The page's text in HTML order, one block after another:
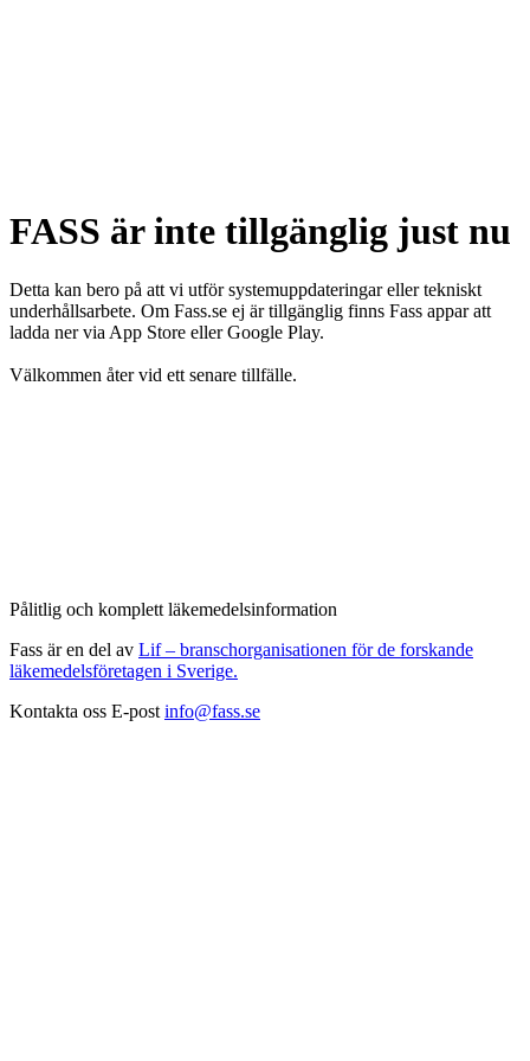
FASS är inte tillgänglig just nu
Detta kan bero på att vi utför systemuppdateringar eller tekniskt
underhållsarbete. Om Fass.se ej är tillgänglig finns Fass appar att
ladda ner via App Store eller Google Play.
Välkommen åter vid ett senare tillfälle.
Pålitlig och komplett läkemedelsinformation
Fass är en del av Lif – branschorganisationen för de forskande
läkemedelsföretagen i Sverige.
Kontakta oss E-post info@fass.se